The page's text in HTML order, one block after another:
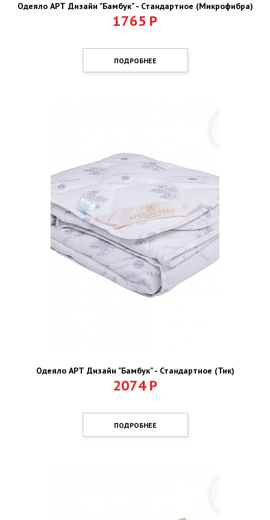
Одеяло АРТ Дизайн "Бамбук" - Стандартное (Микрофибра)
1765 Р
ПОДРОБНЕЕ
Одеяло АРТ Дизайн "Бамбук" - Стандартное (Тик)
2074Р
ПОДРОБНЕЕ